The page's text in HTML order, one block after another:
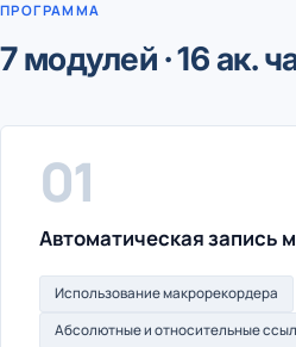
ПРОГРАММА
7 модулей · 16 ак.
01
Автоматическая запись
Использование макрорекордера
Абсолютные и относительные